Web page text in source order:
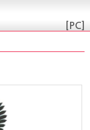
[PC]